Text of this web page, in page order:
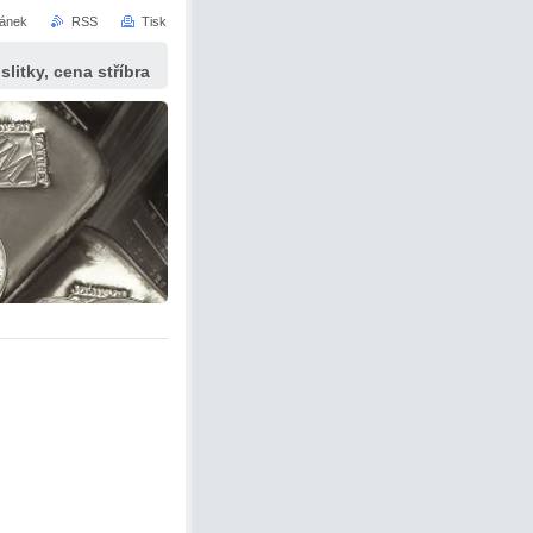
cena stříbra
RSS Tisk